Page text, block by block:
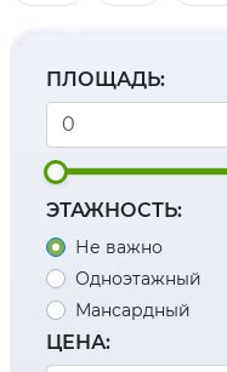
ПЛОЩАДЬ:
ЭТАЖНОСТЬ:
Не важно
Одноэтажный
Мансардный
ЦЕНА: